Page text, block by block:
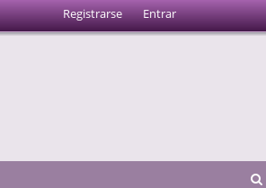
Registrarse Entrar